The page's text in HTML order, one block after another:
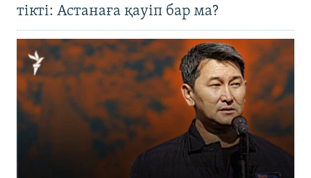
тікті: Астанаға қауіп бар ма?